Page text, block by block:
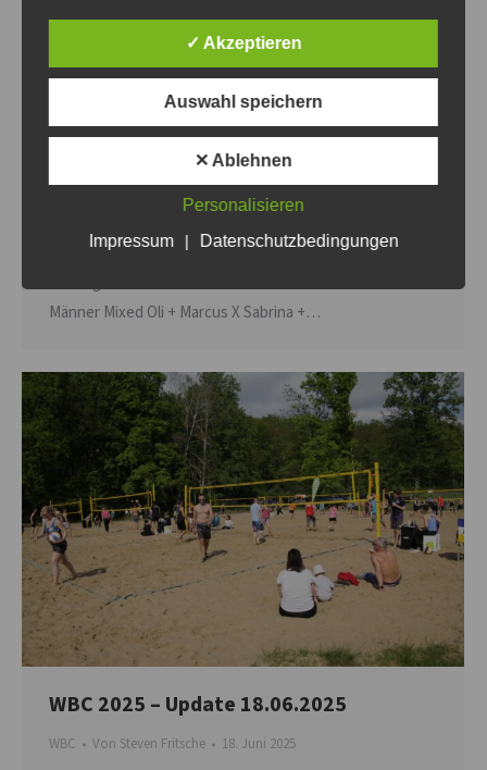
WBC 2025 – Update 30.06.2025
WBC VonSteven Fritsche 30. Juni 2025
Hallo zusammen, noch 5 Tage bis zum Turnier und wir
haben Aufgrund einiger Absagen noch freie Plätze. Wer
es können auch mehr als 12 Teams einer Staffel werden,
Männer Mixed Oli + Marcus X Sabrina +…
WBC 2025 – Update 18.06.2025
WBC Von Steven Fritsche 18. Juni 2025
✓ Akzeptieren
Auswahl speichern
✕ Ablehnen
Personalisieren
Impressum
| Datenschutzbedingungen